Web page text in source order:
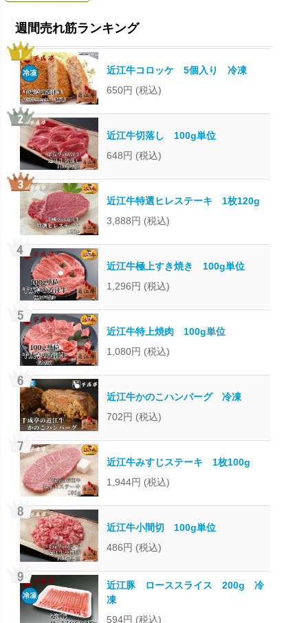
近江牛コロッケ 5個入り 冷凍
650円 (税込)
近江牛切落し 100g単位
648円 (税込)
近江牛特選ヒレステーキ 1枚120g
3,888円 (税込)
近江牛極上すき焼き 100g単位
1,296円 (税込)
近江牛特上焼肉 100g単位
1,080円 (税込)
近江牛かのこハンバーグ 冷凍
702円 (税込)
近江牛みすじステーキ 1枚100g
1,944円 (税込)
近江牛小間切 100g単位
486円 (税込)
近江豚 ローススライス 200g 冷
凍
594円 (税込)